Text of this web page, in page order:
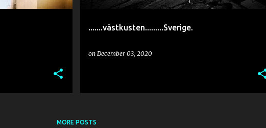
.......västkusten.........Sverige.
on December 03, 2020
MORE POSTS